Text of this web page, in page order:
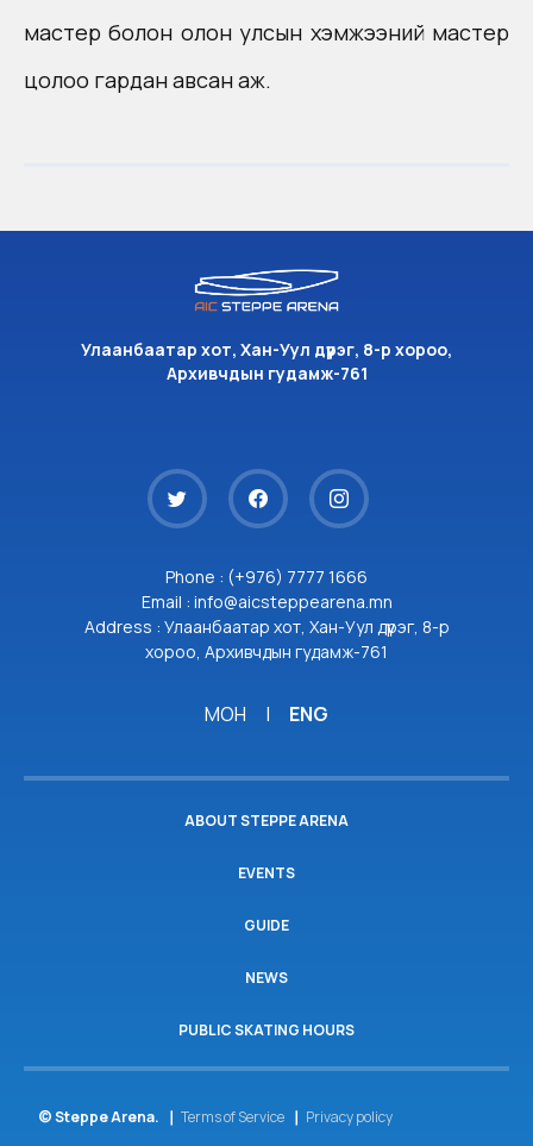
мастер болон олон улсын хэмжээний мастер
цолоо гардан авсан аж.
Улаанбаатар хот, Хан-Уул дүүрэг, 8-р хороо,
Архивчдын гудамж-761
Phone : (+976) 7777 1666
Email : info@aicsteppearena.mn
Address : Улаанбаатар хот, Хан-Уул дүүрэг, 8-р
хороо, Архивчдын гудамж-761
МОН | ENG
ABOUT STEPPE ARENA
EVENTS
GUIDE
NEWS
PUBLIC SKATING HOURS
© Steppe Arena. Terms of Service Privacy policy